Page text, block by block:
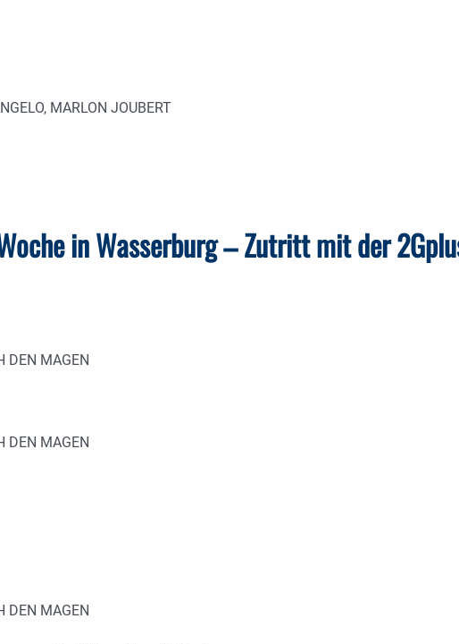
MARLON JOUBERT
in Wasserburg – Zutritt mit der
DEN MAGEN
DEN MAGEN
DEN MAGEN